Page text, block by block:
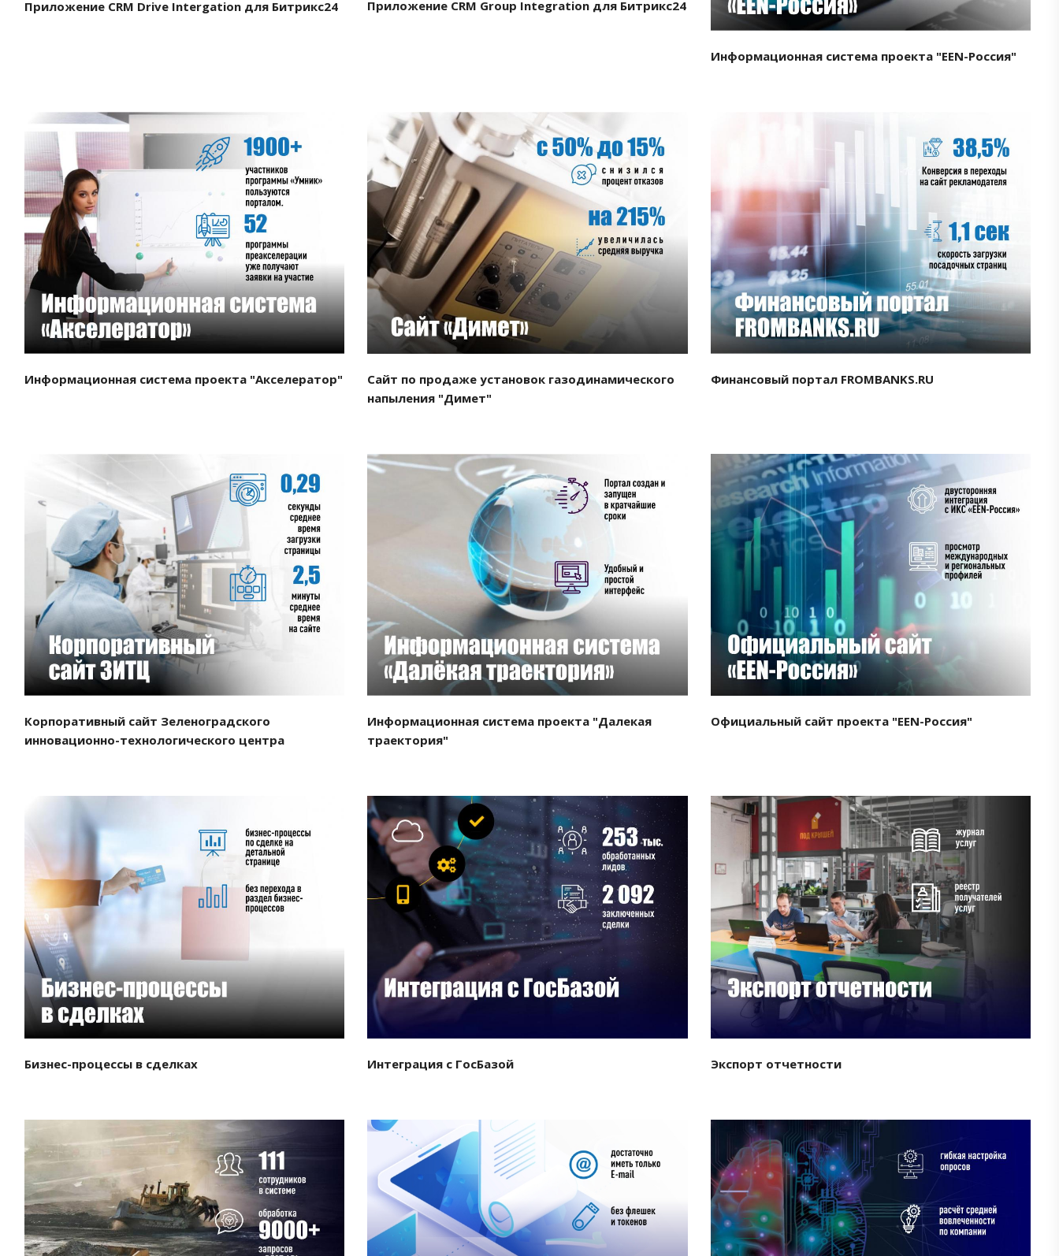
Приложение CRM Drive Intergation для Битрикс24 Приложение CRM Group Integration для Битрикс24
Информационная система проекта "EEN-Россия"
Смотреть проект
Информационная система проекта "Акселератор"
Смотреть проект
Сайт по продаже установок газодинамического
напыления "Димет"
Смотреть проект
Финансовый портал FROMBANKS.RU
Смотреть проект
Корпоративный сайт Зеленоградского
инновационно-технологического центра
Смотреть проект
Информационная система проекта "Далекая
траектория"
Смотреть проект
Официальный сайт проекта "EEN-Россия"
Бизнес-процессы в сделках
Смотреть проект
Интеграция с ГосБазой
Смотреть проект
Экспорт отчетности
Смотреть проект Смотреть проект Смотреть проект